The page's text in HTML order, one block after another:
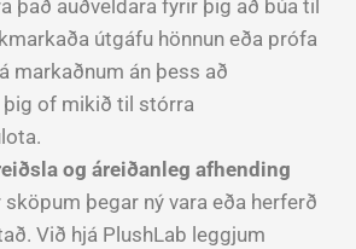
það auðveldara fyrir þig að búa til
útgáfu hönnun eða prófa
markaðnum án þess að
þig of mikið til stórra
og áreiðanleg afhending
þegar ný vara eða herferð
Við hjá PlushLab leggjum